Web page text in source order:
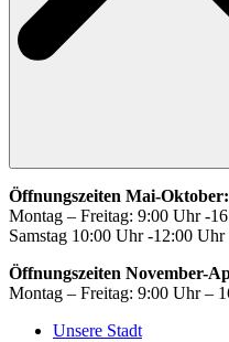
Öffnungszeiten Mai-Oktober:
Montag – Freitag: 9:00 Uhr -
Samstag 10:00 Uhr -12:00 Uhr
Öffnungszeiten November-
Montag – Freitag: 9:00 Uhr –
Unsere Stadt